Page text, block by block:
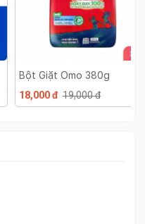
Bột Giặt Omo 380g
18,000 đ 19,000 đ